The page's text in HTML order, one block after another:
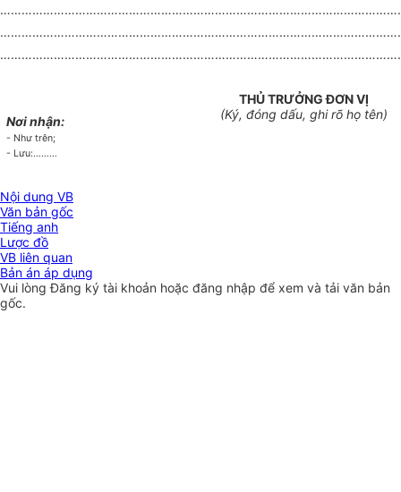
Nơi nhận:
- Như trên;
- Lưu:………
THỦ TRƯỞNG ĐƠN VỊ
(Ký, đóng dấu, ghi rõ họ tên)
Nội dung VB
Văn bản gốc
Tiếng anh
Lược đồ
VB liên quan
Bản án áp dụng
Vui lòngĐăng ký tài khoản hoặc đăng nhập để xem và tải văn bản
gốc.